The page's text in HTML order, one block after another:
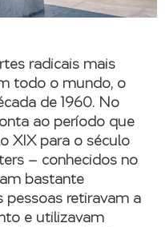
radicais mais
todo o mundo, o
de 1960. No
ao período que
XIX para o século
– conhecidos no
bastante
pessoas retiravam a
e utilizavam